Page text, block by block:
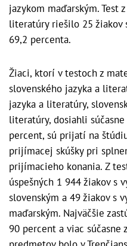
jazykom maďarským. Test
literatúry riešilo 25 žiakov
69,2 percenta.
Žiaci, ktorí v testoch z
slovenského jazyka a
jazyka a literatúry,
literatúry, dosiahli
percent, sú prijatí na
prijímacej skúšky pri
prijímacieho konania. Z
úspešných 1 944 žiakov s
slovenským a 49 žiakov s
maďarským. Najväčšie
90 percent a viac súčasne